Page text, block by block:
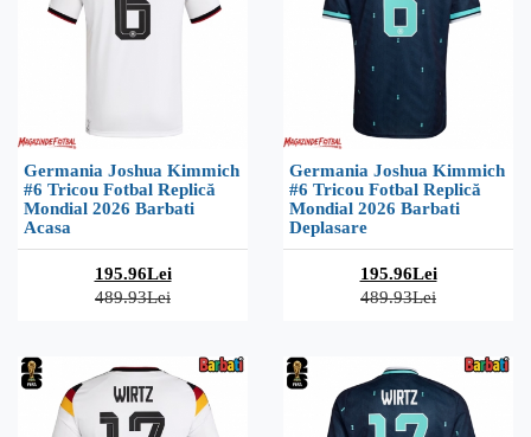
Germania Joshua Kimmich
#6 Tricou Fotbal Replică
Mondial 2026 Barbati
Acasa
195.96Lei
489.93Lei
Germania Joshua Kimmich
#6 Tricou Fotbal Replică
Mondial 2026 Barbati
Deplasare
195.96Lei
489.93Lei